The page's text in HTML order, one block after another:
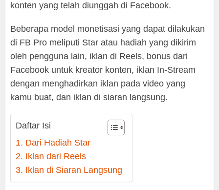
konten yang telah diunggah di Facebook.
Beberapa model monetisasi yang dapat dilakukan
di FB Pro meliputi Star atau hadiah yang dikirim
oleh pengguna lain, iklan di Reels, bonus dari
Facebook untuk kreator konten, iklan In-Stream
dengan menghadirkan iklan pada video yang
kamu buat, dan iklan di siaran langsung.
Daftar Isi
1. Dari Hadiah Star
2. Iklan dari Reels
3. Iklan di Siaran Langsung